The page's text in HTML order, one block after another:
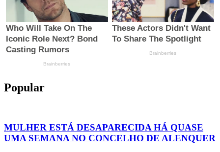
Popular
MULHER ESTÁ DESAPARECIDA HÁ QUASE
UMA SEMANA NO CONCELHO DE ALENQUER